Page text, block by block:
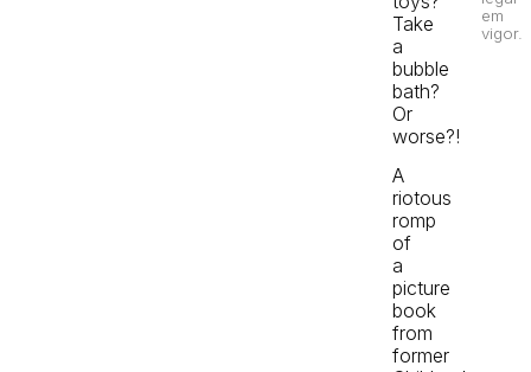
Take
a
bubble
bath?
Or
worse?!
A
riotous
romp
of
a
picture
book
from
former
em
vigor.